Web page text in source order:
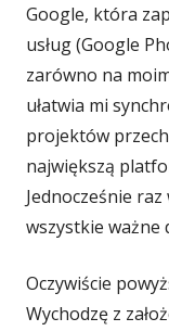
Google, która
usług (Google
zarówno na
ułatwia mi
projektów
największą
Jednocześnie
wszystkie ważne
Oczywiście
Wychodzę z